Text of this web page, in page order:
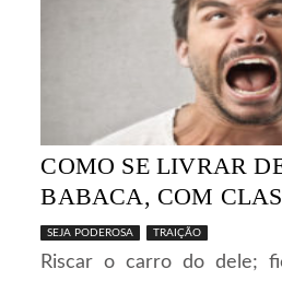
COMO SE LIVRAR
BABACA, COM
SEJA PODEROSA TRAIÇÃO
Riscar o carro do dele;